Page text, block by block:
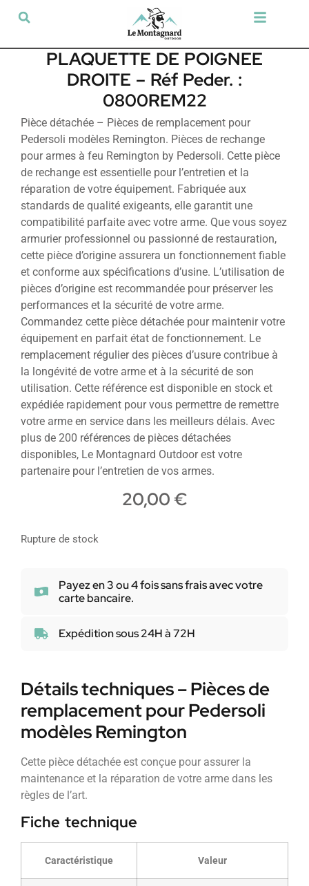
PLAQUETTE DE POIGNEE
DROITE – Réf Peder. :
0800REM22
Pièce détachée – Pièces de remplacement pour
Pedersoli modèles Remington. Pièces de rechange
pour armes à feu Remington by Pedersoli. Cette pièce
de rechange est essentielle pour l’entretien et la
réparation de votre équipement. Fabriquée aux
standards de qualité exigeants, elle garantit une
compatibilité parfaite avec votre arme. Que vous soyez
armurier professionnel ou passionné de restauration,
cette pièce d’origine assurera un fonctionnement fiable
et conforme aux spécifications d’usine. L’utilisation de
pièces d’origine est recommandée pour préserver les
performances et la sécurité de votre arme.
Commandez cette pièce détachée pour maintenir votre
équipement en parfait état de fonctionnement. Le
remplacement régulier des pièces d’usure contribue à
la longévité de votre arme et à la sécurité de son
utilisation. Cette référence est disponible en stock et
expédiée rapidement pour vous permettre de remettre
votre arme en service dans les meilleurs délais. Avec
plus de 200 références de pièces détachées
disponibles, Le Montagnard Outdoor est votre
partenaire pour l’entretien de vos armes.
20,00 €
Rupture de stock
Payez en 3 ou 4 fois sans frais avec votre
carte bancaire.
Expédition sous 24H à 72H
Détails techniques – Pièces de
remplacement pour Pedersoli
modèles Remington
Cette pièce détachée est conçue pour assurer la
maintenance et la réparation de votre arme dans les
règles de l’art.
Fiche technique
Caractéristique Valeur